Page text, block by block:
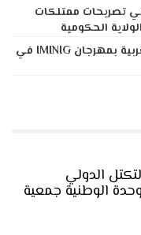
تصريحات ممتلكات
الحكومية
أكادير تحتفي بقرن من الهجرة المغربية بمهرجان IMINIG في
الدولي
الوطنية جمعية